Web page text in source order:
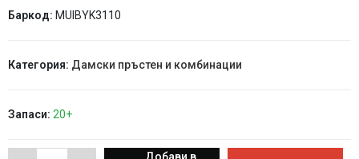
Баркод: MUIBYK3110
Категория: Дамски пръстен и комбинации
Запаси: 20+